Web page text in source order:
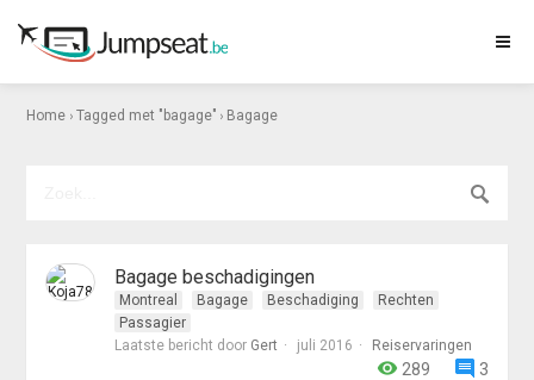
Home › Tagged met "bagage" › Bagage
Bagage beschadigingen
Montreal Bagage Beschadiging
Rechten
Passagier
Laatste bericht door Gert juli 2016 Reiservaringen
3
289